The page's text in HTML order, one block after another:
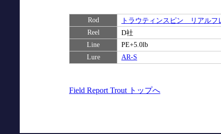
Rod
トラウティンスピン リアル
Reel
D社
Line
PE+5.0lb
Lure
AR-S
Field Report Trout トップへ